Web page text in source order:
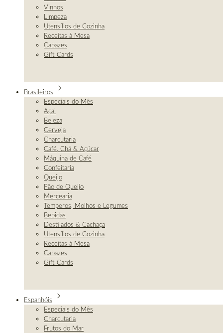
Vinhos
Limpeza
Utensílios de Cozinha
Receitas à Mesa
Cabazes
Gift Cards
Brasileiros
Especiais do Mês
Açai
Beleza
Cerveja
Charcutaria
Café, Chá & Açúcar
Máquina de Café
Confeitaria
Queijo
Pão de Queijo
Mercearia
Temperos, Molhos e Legumes
Bebidas
Destilados & Cachaça
Utensílios de Cozinha
Receitas à Mesa
Cabazes
Gift Cards
Espanhóis
Especiais do Mês
Charcutaria
Frutos do Mar